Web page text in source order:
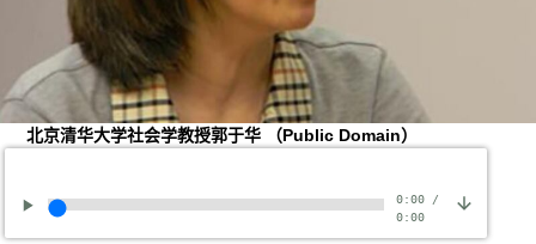
北京清华大学社会学教授郭于华 （Public Domain）
0:00/
0:00